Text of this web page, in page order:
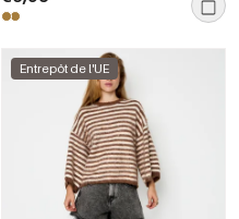
Entrepôt de l'UE